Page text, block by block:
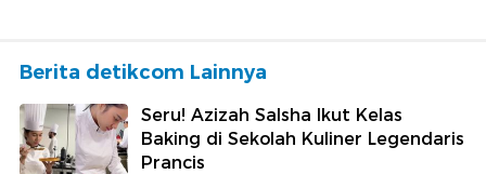
Berita detikcom Lainnya
Seru! Azizah Salsha Ikut Kelas
Baking di Sekolah Kuliner Legendaris
Prancis